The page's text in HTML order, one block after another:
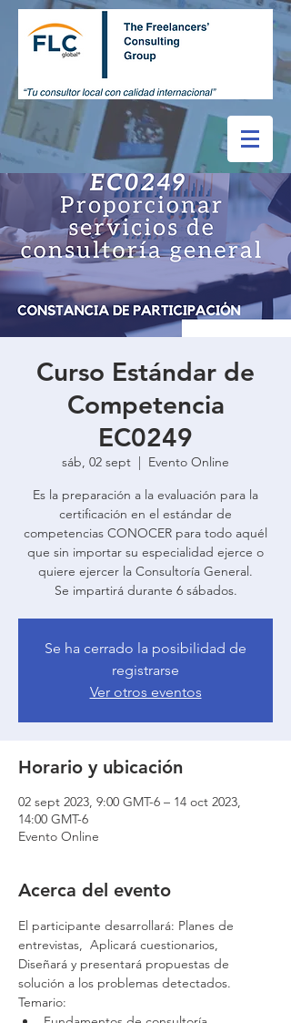
Curso Estándar de
Competencia
EC0249
sáb, 02 sept
  |
Evento Online
Es la preparación a la evaluación para la
certificación en el estándar de
competencias CONOCER para todo aquél
que sin importar su especialidad ejerce o
quiere ejercer la Consultoría General.
Se impartirá durante 6 sábados.
Se ha cerrado la posibilidad de
registrarse
Ver otros eventos
Horario y ubicación
02 sept 2023, 9:00 GMT-6 – 14 oct 2023,
14:00 GMT-6
Evento Online
Acerca del evento
El participante desarrollará: Planes de
entrevistas,  Aplicará cuestionarios,
Diseñará y presentará propuestas de
solución a los problemas detectados.
Temario: